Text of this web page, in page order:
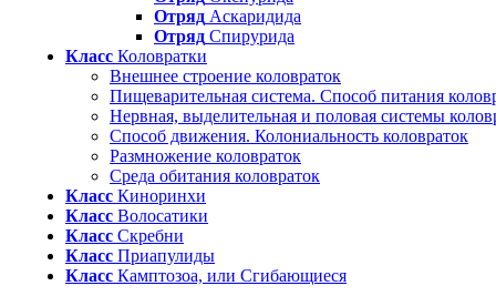
Отряд Аскаридида
Отряд Спирурида
Класс Коловратки
Внешнее строение коловраток
Пищеварительная система. Способ питания
Нервная, выделительная и половая системы
Способ движения. Колониальность коловраток
Размножение коловраток
Среда обитания коловраток
Класс Киноринхи
Класс Волосатики
Класс Скребни
Класс Приапулиды
Класс Камптозоа, или Сгибающиеся